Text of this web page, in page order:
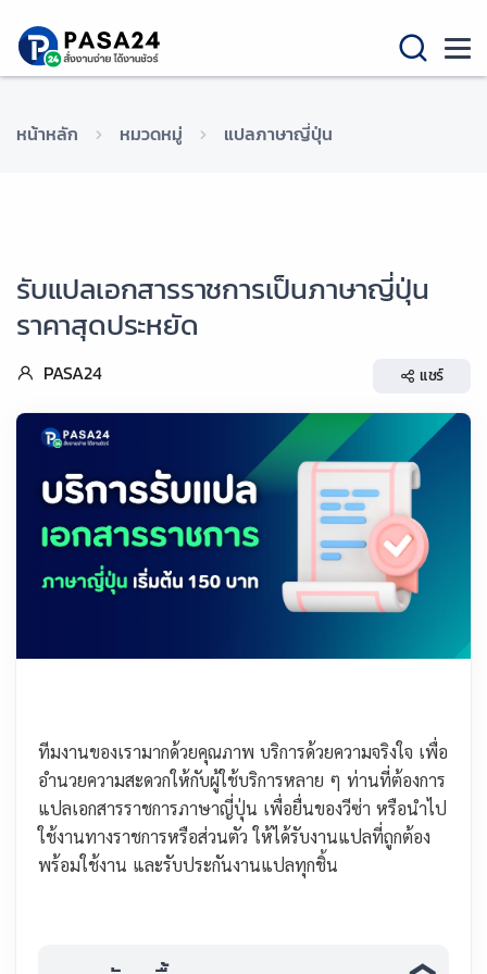
หน้าหลัก หมวดหมู่ แปลภาษาญี่ปุ่น
รับแปลเอกสารราชการเป็นภาษาญี่ปุ่น
ราคาสุดประหยัด
PASA24 แชร์
ทีมงานของเรามากด้วยคุณภาพ บริการด้วยความจริงใจ เพื่อ
อำนวยความสะดวกให้กับผู้ใช้บริการหลาย ๆ ท่านที่ต้องการ
แปลเอกสารราชการภาษาญี่ปุ่น เพื่อยื่นของวีซ่า หรือนำไป
ใช้งานทางราชการหรือส่วนตัว ให้ได้รับงานแปลที่ถูกต้อง
พร้อมใช้งาน และรับประกันงานแปลทุกชิ้น